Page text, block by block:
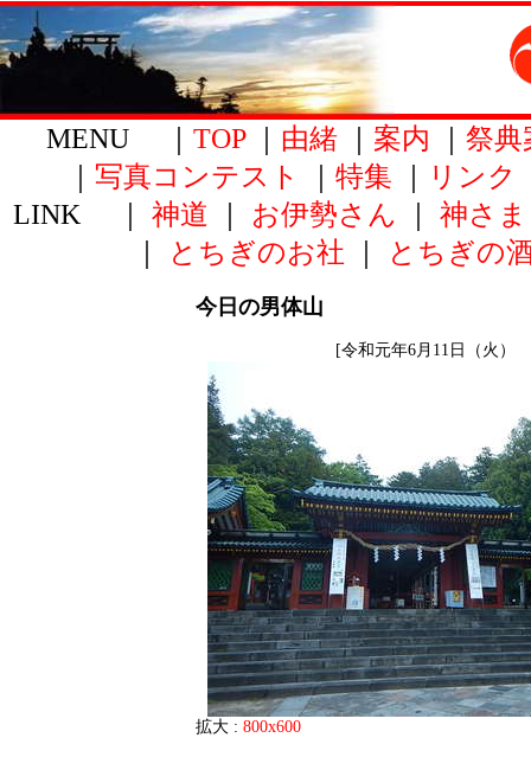
MENU ｜ TOP｜ 由緒 案内
祭典
写真コンテスト 特集 リンク
LINK ｜ 神道 お伊勢さん 神さま
とちぎのお社 とちぎの
今日の男体山
[令和元年6月11日（火）
拡大 : 800x600